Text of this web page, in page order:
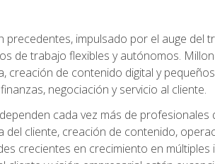
impulsado por el auge del
de trabajo flexibles y autónomos.
creación de contenido digital y
negociación y servicio al cliente.
cada vez más de
cliente, creación de contenido,
crecientes en crecimiento en múltiples